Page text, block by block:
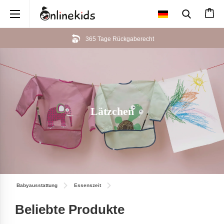
365 Tage Rückgaberecht
Lätzchen
Babyausstattung Essenszeit
Beliebte Produkte